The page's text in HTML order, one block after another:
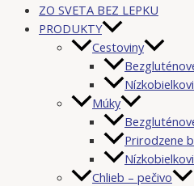
ZO SVETA BEZ LEPKU
PRODUKTY
Cestoviny
Múky
Prirodzene
Chlieb – pečivo